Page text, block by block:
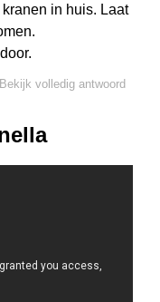
in huis. Laat
Bekijk volledig antwoord